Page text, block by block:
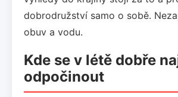
dobrodružství samo o sobě.
obuv a vodu.
Kde se v létě dobře
odpočinout